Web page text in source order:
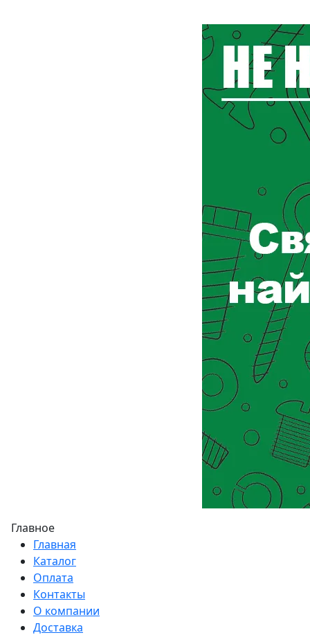
Главное
Главная
Каталог
Оплата
Контакты
О компании
Доставка